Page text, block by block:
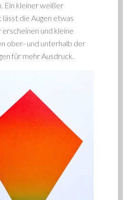
Ein kleiner weißer
die Augen etwas
erscheinen und kleine
ober- und unterhalb der
für mehr Ausdruck.